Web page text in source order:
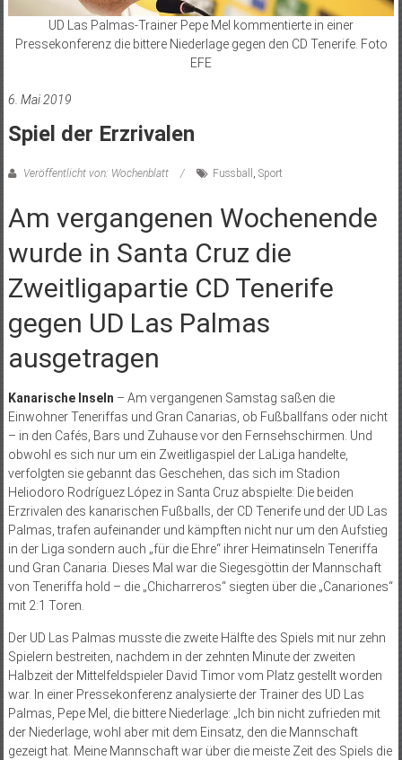
UD Las Palmas-Trainer Pepe Mel kommentierte in einer
Pressekonferenz die bittere Niederlage gegen den CD Tenerife. Foto
EFE
6. Mai 2019
Spiel der Erzrivalen
Veröffentlicht von: Wochenblatt Fussball , Sport
Am vergangenen Wochenende
wurde in Santa Cruz die
Zweitligapartie CD Tenerife
gegen UD Las Palmas
ausgetragen
Kanarische Inseln – Am vergangenen Samstag saßen die
Einwohner Teneriffas und Gran Canarias, ob Fußballfans oder nicht
– in den Cafés, Bars und Zuhause vor den Fernsehschirmen. Und
obwohl es sich nur um ein Zweitligaspiel der LaLiga handelte,
verfolgten sie gebannt das Geschehen, das sich im Stadion
Heliodoro Rodríguez López in Santa Cruz abspielte: Die beiden
Erzrivalen des kanarischen Fußballs, der CD Tenerife und der UD Las
Palmas, trafen aufeinander und kämpften nicht nur um den Aufstieg
in der Liga sondern auch „für die Ehre“ ihrer Heimatinseln Teneriffa
und Gran Canaria. Dieses Mal war die Siegesgöttin der Mannschaft
von Teneriffa hold – die „Chicharreros“ siegten über die „Canariones“
mit 2:1 Toren.
Der UD Las Palmas musste die zweite Hälfte des Spiels mit nur zehn
Spielern bestreiten, nachdem in der zehnten Minute der zweiten
Halbzeit der Mittelfeldspieler David Timor vom Platz gestellt worden
war. In einer Pressekonferenz analysierte der Trainer des UD Las
Palmas, Pepe Mel, die bittere Niederlage: „Ich bin nicht zufrieden mit
der Niederlage, wohl aber mit dem Einsatz, den die Mannschaft
gezeigt hat. Meine Mannschaft war über die meiste Zeit des Spiels die